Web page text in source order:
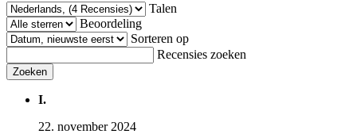
Talen
Beoordeling
Sorteren op
Recensies zoeken
Zoeken
I.
22. november 2024